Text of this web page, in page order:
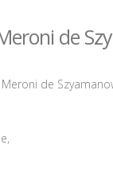
de
de
,